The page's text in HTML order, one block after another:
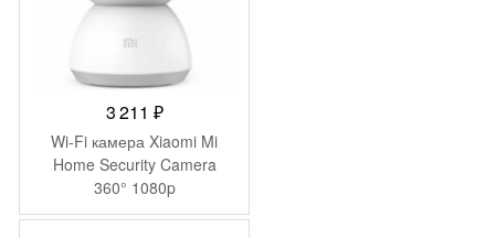
3 211 ₽
Wi-Fi камера Xiaomi Mi
Home Security Camera
360° 1080p